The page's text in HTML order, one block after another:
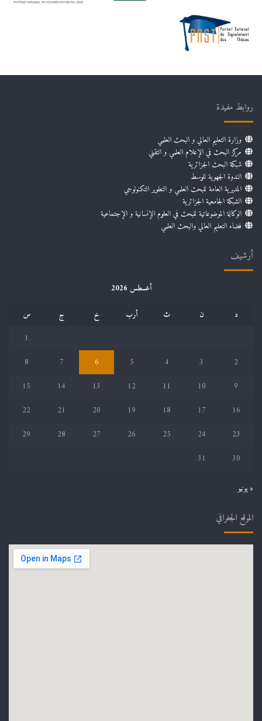
روابط مفيدة
وزارة التعليم العالي و البحث العلمي
مركز البحث في الإعلام العلمي و التقني
شبكة البحث الجزائرية
الندوة الجهوية للوسط
المديرية العامة للبحث العلمي و التطوير التكنولوجي
الشبكة الجامعية الجزائرية
الوكالة الموضوعاتية للبحث في العلوم الإنسانية و الإجتماعية
فضاء التعليم العالي والبحث العلمي
أرشيف
أغسطس 2026
د
ن ث أرب خ ج
س
1
2
3
4
5
6
7
8
9
10
11
12
13
14
15
16
17
18
19
20
21
22
23
24
25
26
27
28
29
30
31
« يونيو
الموقع الجغرافي